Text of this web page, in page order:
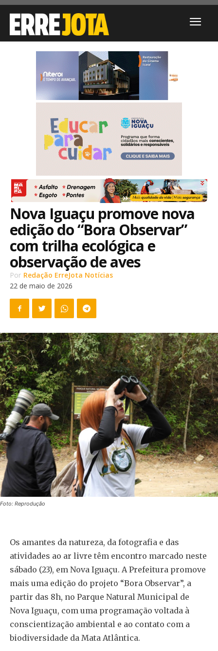
Nova Iguaçu promove nova
edição do “Bora Observar”
com trilha ecológica e
observação de aves
Por Redação ErreJota Notícias
22 de maio de 2026
Foto: Reprodução
Os amantes da natureza, da fotografia e das
atividades ao ar livre têm encontro marcado neste
sábado (23), em Nova Iguaçu. A Prefeitura promove
mais uma edição do projeto “Bora Observar”, a
partir das 8h, no Parque Natural Municipal de
Nova Iguaçu, com uma programação voltada à
conscientização ambiental e ao contato com a
biodiversidade da Mata Atlântica.